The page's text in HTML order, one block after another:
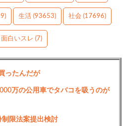
生活 (93653) 社会 (17696)
面白いスレ (7)
ったんだが
万の公用車でタバコを吸うのが
限法案提出検討